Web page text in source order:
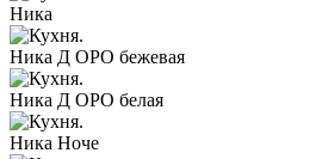
Ника
Ника Д ОРО бежевая
Ника Д ОРО белая
Ника Ноче